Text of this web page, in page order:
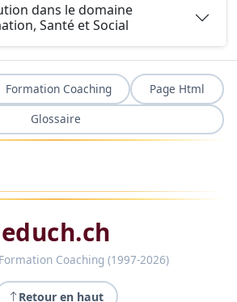
dans le domaine
Santé et Social
Formation Coaching
Page Html
Glossaire
educh.ch
Coaching (1997-2026)
Retour en haut